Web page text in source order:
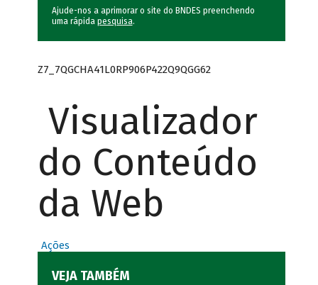
Ajude-nos a aprimorar o site do BNDES preenchendo
uma rápida pesquisa.
Z7_7QGCHA41L0RP906P422Q9QGG62
Visualizador
do Conteúdo
da Web
Ações
VEJA TAMBÉM